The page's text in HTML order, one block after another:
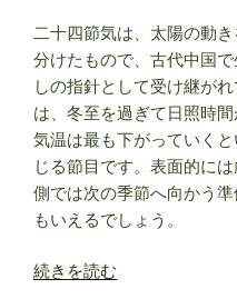
節
気】”
の
二十四節気は、太陽の動
分けたもので、古代中国
しの指針として受け継が
は、冬至を過ぎて日照時
気温は最も下がっていく
じる節目です。表面的に
側では次の季節へ向かう
もいえるでしょう。
“小
続きを読む